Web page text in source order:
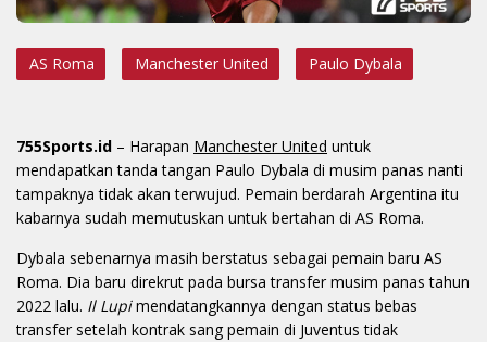
AS Roma Manchester United Paulo Dybala
755Sports.id – Harapan Manchester United untuk
mendapatkan tanda tangan Paulo Dybala di musim panas nanti
tampaknya tidak akan terwujud. Pemain berdarah Argentina itu
kabarnya sudah memutuskan untuk bertahan di AS Roma.
Dybala sebenarnya masih berstatus sebagai pemain baru AS
Roma. Dia baru direkrut pada bursa transfer musim panas tahun
2022 lalu. Il Lupimendatangkannya dengan status bebas
transfer setelah kontrak sang pemain di Juventus tidak